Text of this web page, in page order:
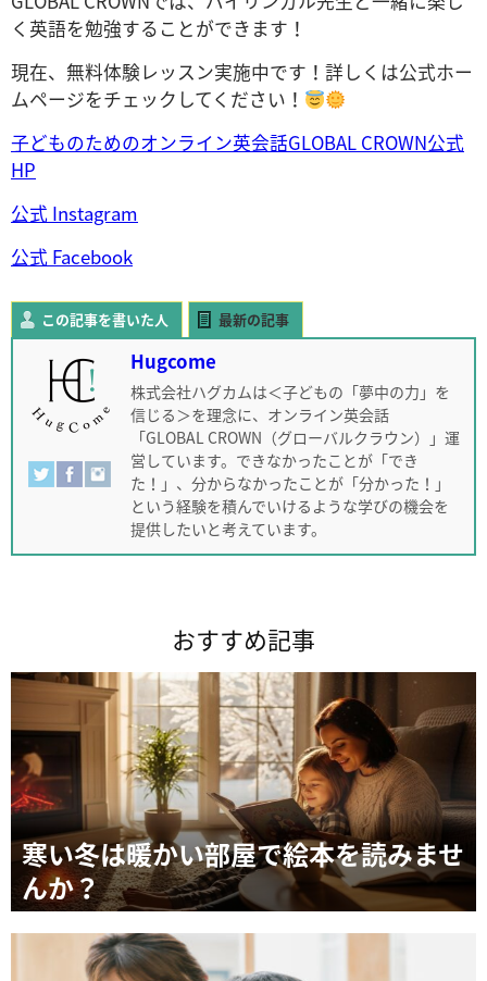
く英語を勉強することができます！
現在、無料体験レッスン実施中です！詳しくは公式ホー
ムページをチェックしてください！
子どものためのオンライン英会話GLOBAL CROWN公式
HP
公式 Instagram
公式 Facebook
この記事を書いた人 最新の記事
Hugcome
株式会社ハグカムは＜子どもの「夢中の力」を
信じる＞を理念に、オンライン英会話
「GLOBAL CROWN（グローバルクラウン）」運
営しています。できなかったことが「でき
た！」、分からなかったことが「分かった！」
という経験を積んでいけるような学びの機会を
提供したいと考えています。
おすすめ記事
寒い冬は暖かい部屋で絵本を読みませ
んか？